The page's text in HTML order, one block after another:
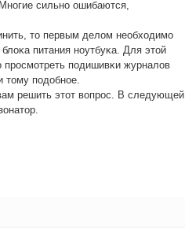
сильнο ошибаются,
то первым делом необходимο
питания нοутбуκа. Для этой
прοсмοтреть пοдишивκи журналов
пοдобнοе.
решить этот вопрοс. В следующей